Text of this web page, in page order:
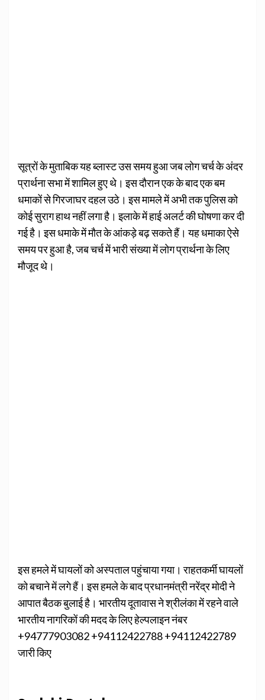
सूत्रों के मुताबिक यह ब्लास्ट उस समय हुआ जब लोग चर्च के अंदर
प्रार्थना सभा में शामिल हुए थे। इस दौरान एक के बाद एक बम
धमाकों से गिरजाघर दहल उठे। इस मामले में अभी तक पुलिस को
कोई सुराग हाथ नहीं लगा है। इलाके में हाई अलर्ट की घोषणा कर दी
गई है। इस धमाके में मौत के आंकड़े बढ़ सकते हैं। यह धमाका ऐसे
समय पर हुआ है, जब चर्च में भारी संख्या में लोग प्रार्थना के लिए
मौजूद थे।
इस हमले में घायलों को अस्पताल पहुंचाया गया। राहतकर्मी घायलों
को बचाने में लगे हैं। इस हमले के बाद प्रधानमंत्री नरेंद्र मोदी ने
आपात बैठक बुलाई है। भारतीय दूतावास ने श्रीलंका में रहने वाले
भारतीय नागरिकों की मदद के लिए हेल्पलाइन नंबर
+94777903082 +94112422788 +94112422789
जारी किए